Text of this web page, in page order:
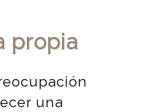
propia
una